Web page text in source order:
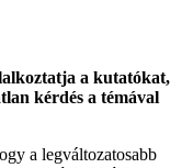
a kutatókat,
kérdés a témával
a legváltozatosabb